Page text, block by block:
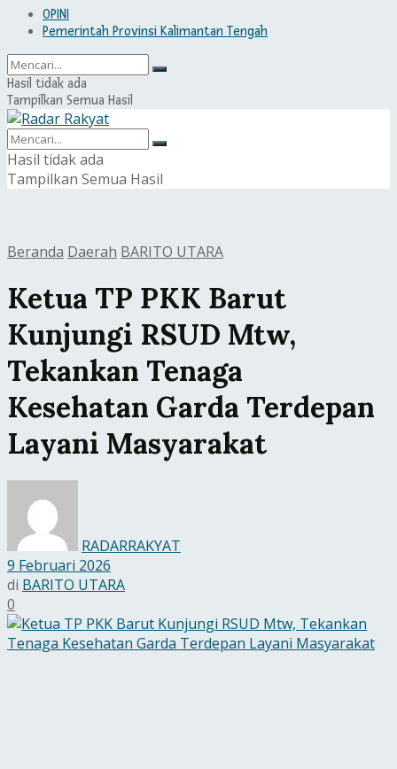
OPINI
Pemerintah Provinsi Kalimantan Tengah
Hasil tidak ada
Tampilkan Semua Hasil
Hasil tidak ada
Tampilkan Semua Hasil
Beranda Daerah BARITO UTARA
Ketua TP PKK Barut
Kunjungi RSUD Mtw,
Tekankan Tenaga
Kesehatan Garda Terdepan
Layani Masyarakat
RADARRAKYAT
9 Februari 2026
di BARITO UTARA
0